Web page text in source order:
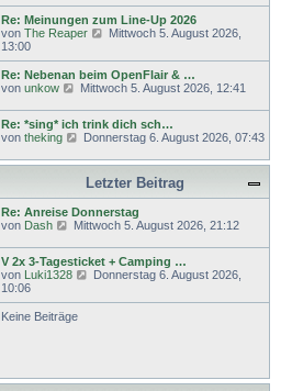
u
e
s
e
r
B
i
t
r
g
Re: Meinungen zum Line-Up 2026
von The Reaper
N
u
e
s
e
r
B
i
t
r
a
g
Mittwoch 5. August 2026,
13:00
Re: Nebenan beim OpenFlair & …
von unkow
N
u
e
s
e
e
i
t
r
a
g
Mittwoch 5. August 2026, 12:41
Re: *sing* ich trink dich sch…
von theking
N
u
t
e
r
e
i
t
a
Donnerstag 6. August 2026, 07:43
Letzter Beitrag
Re: Anreise Donnerstag
von Dash
N
u
e
s
e
r
r
Mittwoch 5. August 2026, 21:12
V 2x 3-Tagesticket + Camping …
von Luki1328
N
u
B
Donnerstag 6. August 2026,
10:06
Keine Beiträge